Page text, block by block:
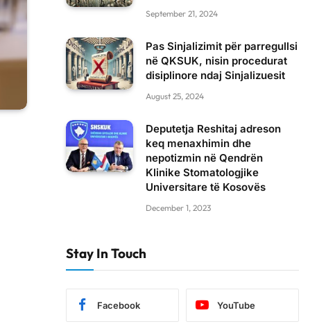
September 21, 2024
Pas Sinjalizimit për parregullsi
në QKSUK, nisin procedurat
disiplinore ndaj Sinjalizuesit
August 25, 2024
Deputetja Reshitaj adreson
keq menaxhimin dhe
nepotizmin në Qendrën
Klinike Stomatologjike
Universitare të Kosovës
December 1, 2023
Stay In Touch
Facebook YouTube